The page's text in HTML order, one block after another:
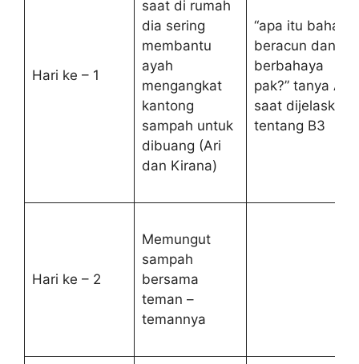
Hari ke – 1
saat di rumah
dia sering
membantu
ayah
mengangkat
kantong
sampah untuk
dibuang (Ari
dan Kirana)
“apa itu bahan
beracun dan
berbahaya
pak?” tanya Ari
saat dijelaskan
tentang B3
Hari ke – 2
Memungut
sampah
bersama
teman –
temannya